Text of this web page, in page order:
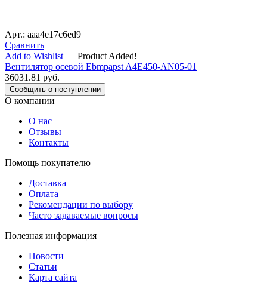
Арт.: aaa4e17c6ed9
Сравнить
Add to Wishlist
Product Added!
Вентилятор осевой Ebmpapst A4E450-AN05-01
36031.81 руб.
Сообщить о поступлении
О компании
О нас
Отзывы
Контакты
Помощь покупателю
Доставка
Оплата
Рекомендации по выбору
Часто задаваемые вопросы
Полезная информация
Новости
Статьи
Карта сайта